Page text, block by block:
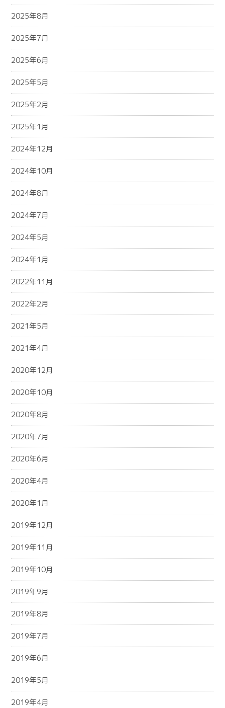
2025年8月
2025年7月
2025年6月
2025年5月
2025年2月
2025年1月
2024年12月
2024年10月
2024年8月
2024年7月
2024年5月
2024年1月
2022年11月
2022年2月
2021年5月
2021年4月
2020年12月
2020年10月
2020年8月
2020年7月
2020年6月
2020年4月
2020年1月
2019年12月
2019年11月
2019年10月
2019年9月
2019年8月
2019年7月
2019年6月
2019年5月
2019年4月